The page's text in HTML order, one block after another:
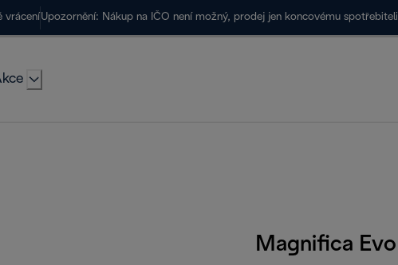
vráceníUpozornění: Nákup na IČO není možný, prodej jen koncovému spotřebiteli
Magnifica Evo